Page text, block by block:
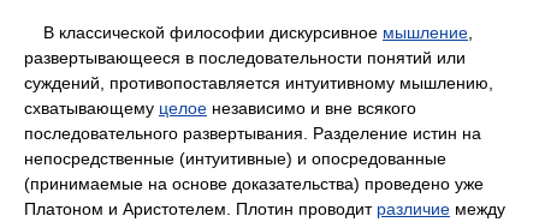
В классической философии дискурсивное мышление
развертывающееся в последовательности понятий или
суждений, противопоставляется интуитивному мышлению,
схватывающему целое независимо и вне всякого
последовательного развертывания. Разделение истин на
непосредственные (интуитивные) и опосредованные
(принимаемые на основе доказательства) проведено уже
Платоном и Аристотелем. Плотин проводит различие между